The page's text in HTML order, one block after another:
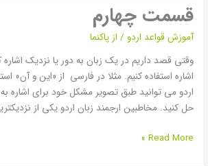
قسمت چهارم
آموزش قواعد اردو / از پاکنما
وقتی قصد داریم در یک زبان به دور یا نزدیک اشاره
اشاره استفاده کنیم. مثلا در فارسی از «این و آن»
اردو می توانید طبق تصویر مشکل خود برای اشاره
حل کنید. مخاطبین ارجمند زبان اردو یکی از
Read More »